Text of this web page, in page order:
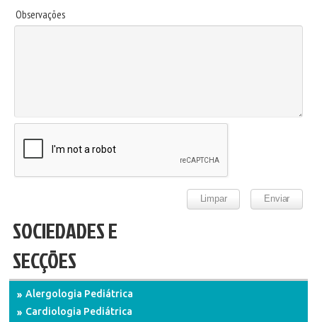
Observações
SOCIEDADES E
SECÇÕES
Alergologia Pediátrica
Cardiologia Pediátrica